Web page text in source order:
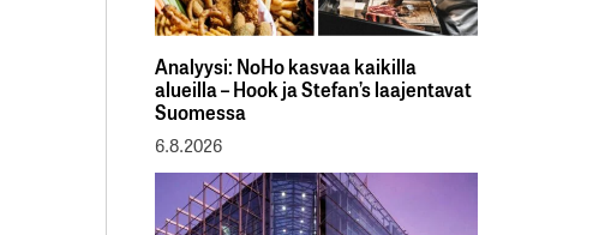
Analyysi: NoHo kasvaa kaikilla
alueilla – Hook ja Stefan’s laajentavat
Suomessa
6.8.2026